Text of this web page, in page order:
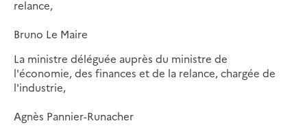
relance,
Bruno Le Maire
La ministre déléguée auprès du ministre de
l'économie, des finances et de la relance, chargée de
l'industrie,
Agnès Pannier-Runacher